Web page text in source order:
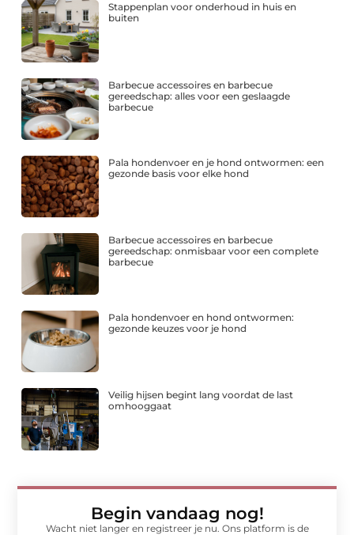
Stappenplan voor onderhoud in huis en
buiten
Barbecue accessoires en barbecue
gereedschap: alles voor een geslaagde
barbecue
Pala hondenvoer en je hond ontwormen: een
gezonde basis voor elke hond
Barbecue accessoires en barbecue
gereedschap: onmisbaar voor een complete
barbecue
Pala hondenvoer en hond ontwormen:
gezonde keuzes voor je hond
Veilig hijsen begint lang voordat de last
omhooggaat
Begin vandaag nog!
Wacht niet langer en registreer je nu. Ons platform is de